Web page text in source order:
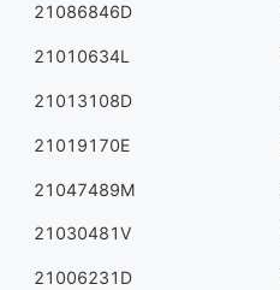
21086846D
21010634L
21013108D
21019170E
21047489M
21030481V
21006231D